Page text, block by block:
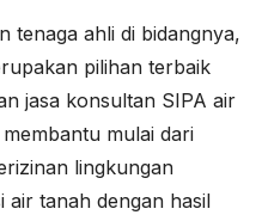
tenaga ahli di bidangnya,
pilihan terbaik
jasa konsultan SIPA air
mulai dari
lingkungan
air tanah dengan hasil